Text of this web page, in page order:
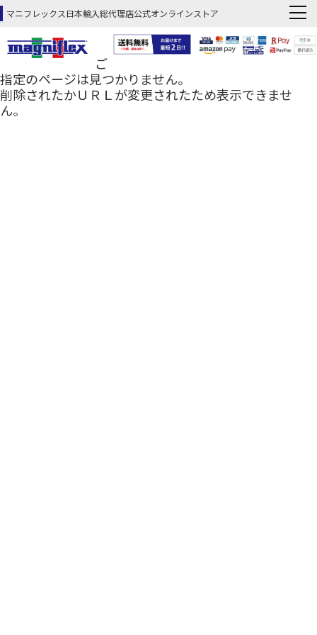
マニフレックス日本輸入総代理店公式オンラインストア
ご
指定のページは見つかりません。
削除されたかＵＲＬが変更されたため表示できませ
ん。